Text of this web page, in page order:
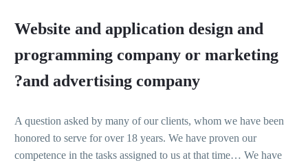
Website and application design and
programming company or marketing
and advertising company?
A question asked by many of our clients, whom we have been
honored to serve for over 18 years. We have proven our
competence in the tasks assigned to us at that time… We have